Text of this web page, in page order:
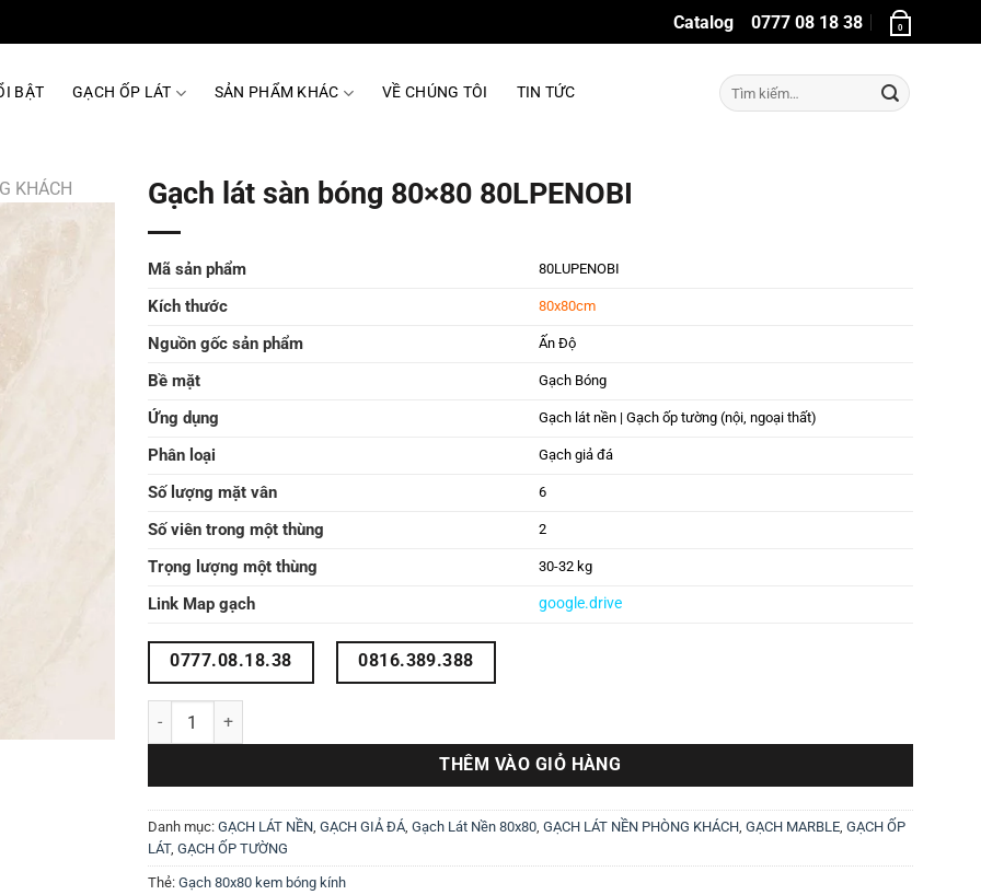
Catalog 0777 08 18 38 0
BẬT GẠCH ỐP LÁT SẢN PHẨM KHÁC VỀ CHÚNG TÔI TIN TỨC
Tìm
kiếm:
KHÁCH Gạch lát sàn bóng 80×80 80LPENOBI
Mã sản phẩm 80LUPENOBI
Kích thước 80x80cm
Nguồn gốc sản phẩm Ấn Độ
Bề mặt Gạch Bóng
Ứng dụng Gạch lát nền | Gạch ốp tường (nội, ngoại thất)
Phân loại Gạch giả đá
Số lượng mặt vân 6
Số viên trong một thùng 2
Trọng lượng một thùng 30-32 kg
Link Map gạch google.drive
0777.08.18.38 0816.389.388
Gạch lát sàn bóng 80x80 80LPENOBI số lượng
THÊM VÀO GIỎ HÀNG
Danh mục: GẠCH LÁT NỀN, GẠCH GIẢ ĐÁ, Gạch Lát Nền 80x80, GẠCH LÁT NỀN PHÒNG KHÁCH, GẠCH MARBLE, GẠCH ỐP
LÁT, GẠCH ỐP TƯỜNG
Thẻ: Gạch 80x80 kem bóng kính